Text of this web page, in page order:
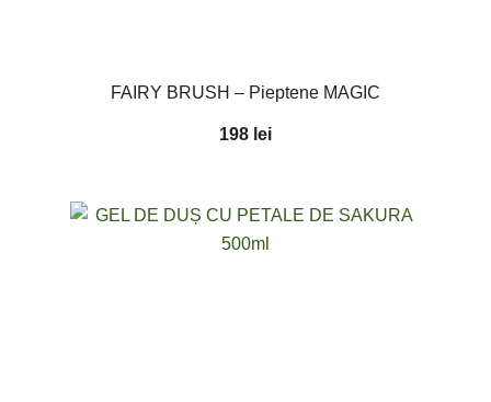
FAIRY BRUSH – Pieptene MAGIC
198 lei